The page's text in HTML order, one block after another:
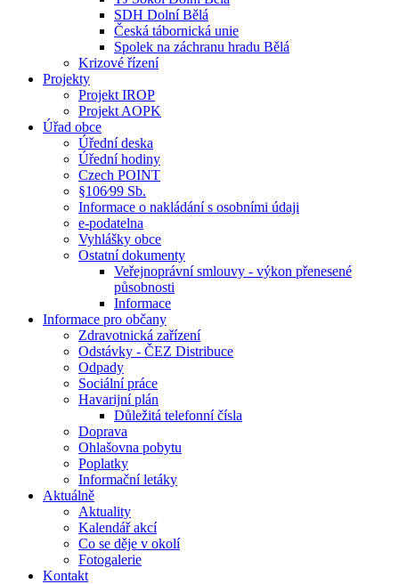
SDH Dolní Bělá
Česká tábornická unie
Spolek na záchranu hradu Bělá
Krizové řízení
Projekty
Projekt IROP
Projekt AOPK
Úřad obce
Úřední deska
Úřední hodiny
Czech POINT
§106⁄99 Sb.
Informace o nakládání s osobními údaji
e-podatelna
Vyhlášky obce
Ostatní dokumenty
Veřejnoprávní smlouvy - výkon přenesené
působnosti
Informace
Informace pro občany
Zdravotnická zařízení
Odstávky - ČEZ Distribuce
Odpady
Sociální práce
Havarijní plán
Důležitá telefonní čísla
Doprava
Ohlašovna pobytu
Poplatky
Informační letáky
Aktuálně
Aktuality
Kalendář akcí
Co se děje v okolí
Fotogalerie
Kontakt